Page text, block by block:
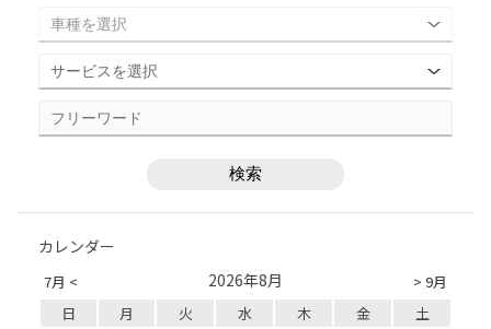
カレンダー
7月 < > 9月
2026年8月
日 月 火 水 木 金
土